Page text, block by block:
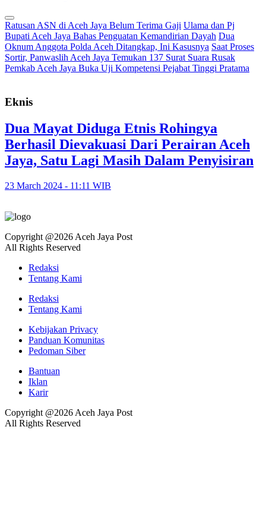
Ratusan ASN di Aceh Jaya Belum Terima Gaji Ulama dan Pj
Bupati Aceh Jaya Bahas Penguatan Kemandirian Dayah Dua
Oknum Anggota Polda Aceh Ditangkap, Ini Kasusnya Saat Proses
Sortir, Panwaslih Aceh Jaya Temukan 137 Surat Suara Rusak
Pemkab Aceh Jaya Buka Uji Kompetensi Pejabat Tinggi Pratama
Eknis
Dua Mayat Diduga Etnis Rohingya
Berhasil Dievakuasi Dari Perairan Aceh
Jaya, Satu Lagi Masih Dalam Penyisiran
23 March 2024 - 11:11 WIB
Copyright @2026 Aceh Jaya Post
All Rights Reserved
Redaksi
Tentang Kami
Redaksi
Tentang Kami
Kebijakan Privacy
Panduan Komunitas
Pedoman Siber
Bantuan
Iklan
Karir
Copyright @2026 Aceh Jaya Post
All Rights Reserved